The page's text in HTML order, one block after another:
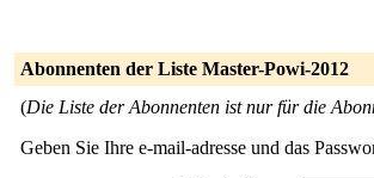
Abonnenten der Liste Master-Powi-2012
(Die Liste der Abonnenten ist nur für die
Geben Sie Ihre e-mail-adresse und das